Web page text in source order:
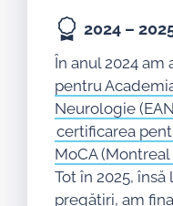
2024 –
În anul 2024 am
pentru
Neurologie
certificarea
MoCA
Tot în 2025,
pregătiri, am